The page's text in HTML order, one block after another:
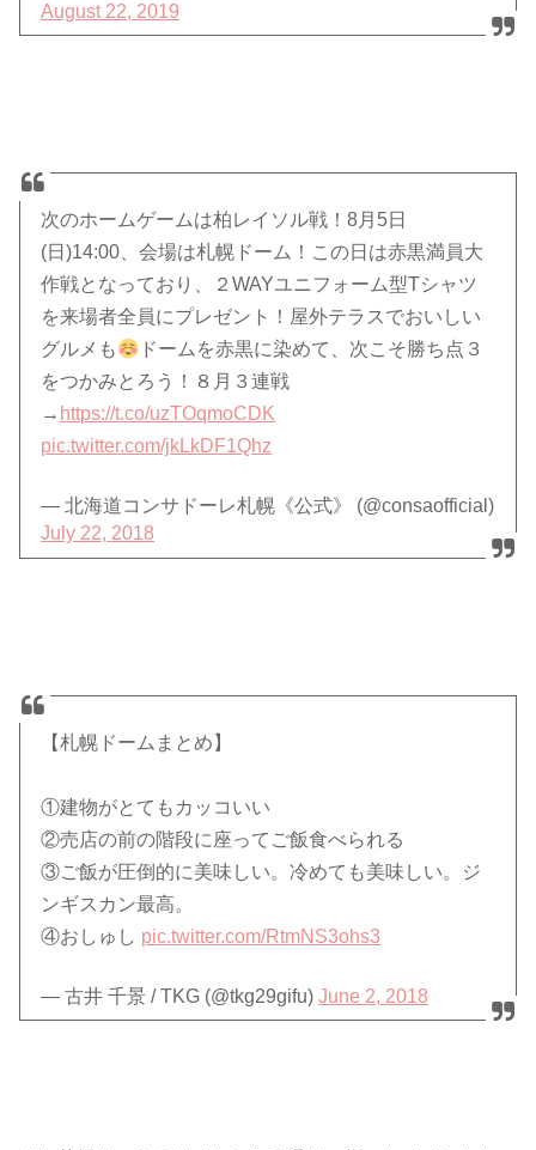
August 22, 2019
次のホームゲームは柏レイソル戦！8月5日
(日)14:00、会場は札幌ドーム！この日は赤黒満員大
作戦となっており、２WAYユニフォーム型Tシャツ
を来場者全員にプレゼント！屋外テラスでおいしい
グルメも
ドームを赤黒に染めて、次こそ勝ち点３
をつかみとろう！８月３連戦
→ https://t.co/uzTOqmoCDK
pic.twitter.com/jkLkDF1Qhz
— 北海道コンサドーレ札幌《公式》 (@consaofficial)
July 22, 2018
【札幌ドームまとめ】
①建物がとてもカッコいい
②売店の前の階段に座ってご飯食べられる
③ご飯が圧倒的に美味しい。冷めても美味しい。ジ
ンギスカン最高。
④おしゅし pic.twitter.com/RtmNS3ohs3
— 古井 千景 / TKG (@tkg29gifu)June 2, 2018